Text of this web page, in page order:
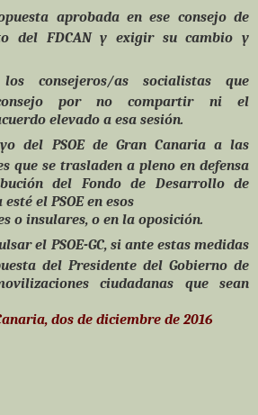
aprobada en ese consejo de
del FDCAN y exigir su cambio y
consejeros/as socialistas que
por no compartir ni el
elevado a esa sesión.
del PSOE de Gran Canaria a las
que se trasladen a pleno en defensa
del Fondo de Desarrollo de
el PSOE en esos
o insulares, o en la oposición.
el PSOE-GC, si ante estas medidas
del Presidente del Gobierno de
ciudadanas que sean
dos de diciembre de 2016